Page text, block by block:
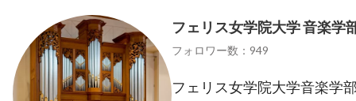
フェリス女学院大学 音楽学
フォロワー数：949
フェリス女学院大学音楽学